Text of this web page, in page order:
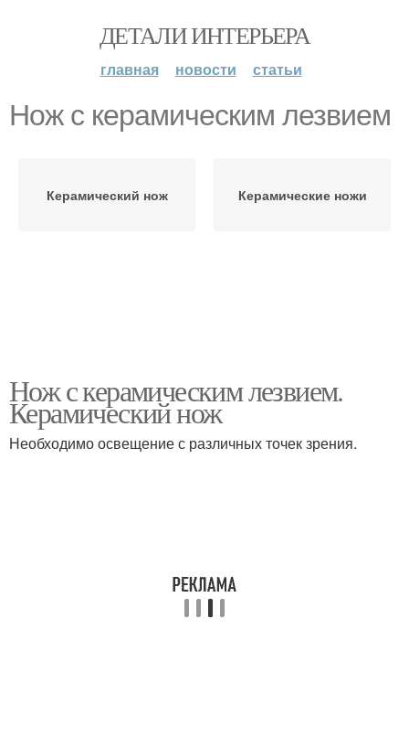
ДЕТАЛИ ИНТЕРЬЕРА
главная новости статьи
Нож с керамическим лезвием
Керамический нож Керамические ножи
Нож с керамическим лезвием.
Керамический нож
Необходимо освещение с различных точек зрения.